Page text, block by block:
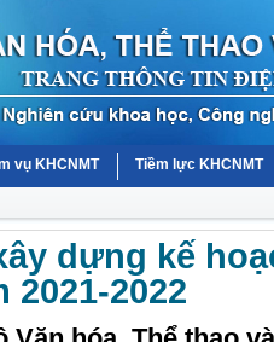
vụ KHCNMT Tiềm lực KHCNMT
dựng kế
2021-2022